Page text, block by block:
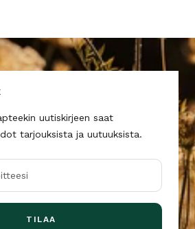
uutiskirjeen saat
tarjouksista ja uutuuksista.
TILAA